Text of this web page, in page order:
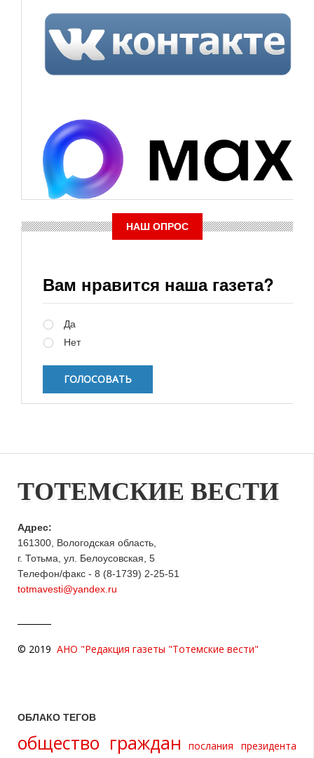
НАШ ОПРОС
Вам нравится наша газета?
Да
Нет
ТОТЕМСКИЕ ВЕСТИ
Адрес:
161300, Вологодская область,
г. Тотьма, ул. Белоусовская, 5
Телефон/факс - 8 (8-1739) 2-25-51
totmavesti@yandex.ru
© 2019 АНО "Редакция газеты "Тотемские вести"
ОБЛАКО ТЕГОВ
общество граждан послания президента